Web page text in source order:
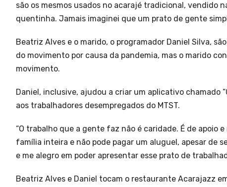
são os mesmos usados no acarajé tradicional, vendido
quentinha. Jamais imaginei que um prato de gente
Beatriz Alves e o marido, o programador Daniel Silva,
do movimento por causa da pandemia, mas o marido
movimento.
Daniel, inclusive, ajudou a criar um aplicativo chamado
aos trabalhadores desempregados do MTST.
“O trabalho que a gente faz não é caridade. É de
família inteira e não pode pagar um aluguel, apesar de
e me alegro em poder apresentar esse prato de
Beatriz Alves e Daniel tocam o restaurante Acarajazz